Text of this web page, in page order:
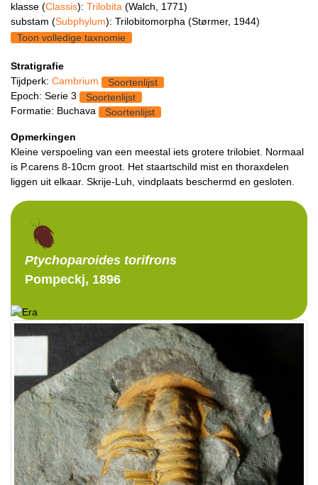
klasse (Classis): Trilobita (Walch, 1771)
substam (Subphylum): Trilobitomorpha (Størmer, 1944)
Toon volledige taxnomie
Stratigrafie
Tijdperk: Cambrium
Soortenlijst
Epoch: Serie 3
Soortenlijst
Formatie: Buchava
Soortenlijst
Opmerkingen
Kleine verspoeling van een meestal iets grotere trilobiet. Normaal
is P.carens 8-10cm groot. Het staartschild mist en thoraxdelen
liggen uit elkaar. Skrije-Luh, vindplaats beschermd en gesloten.
Ptychoparoides torifrons
Pompeckj, 1896